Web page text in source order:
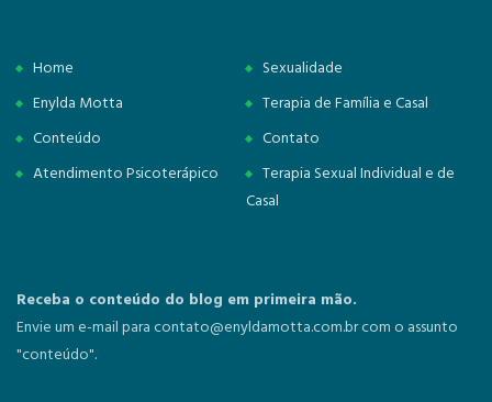
Home
Sexualidade
Enylda Motta
Terapia de Família e Casal
Conteúdo
Contato
Atendimento Psicoterápico
Terapia Sexual Individual e de
Casal
Receba o conteúdo do blog em primeira mão.
Envie um e-mail paracontato@enyldamotta.com.brcom o assunto
"conteúdo".